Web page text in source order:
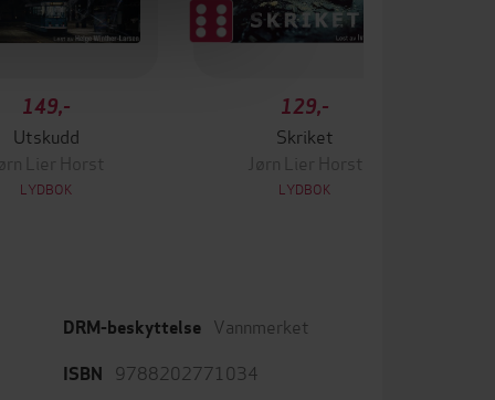
149,-
Utskudd
Jørn Lier Horst
LYDBOK
129,-
Skriket
Jørn Lier Horst
LYDBOK
DRM-beskyttelse Vannmerket
ISBN 9788202771034